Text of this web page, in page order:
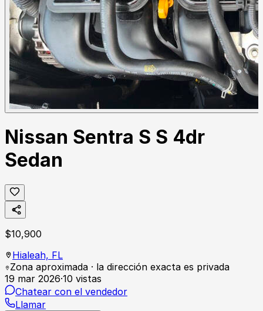
Nissan Sentra S S 4dr
Sedan
$10,900
Hialeah, FL
Zona aproximada · la dirección exacta es privada
19 mar 2026·10 vistas
Chatear con el vendedor
Llamar